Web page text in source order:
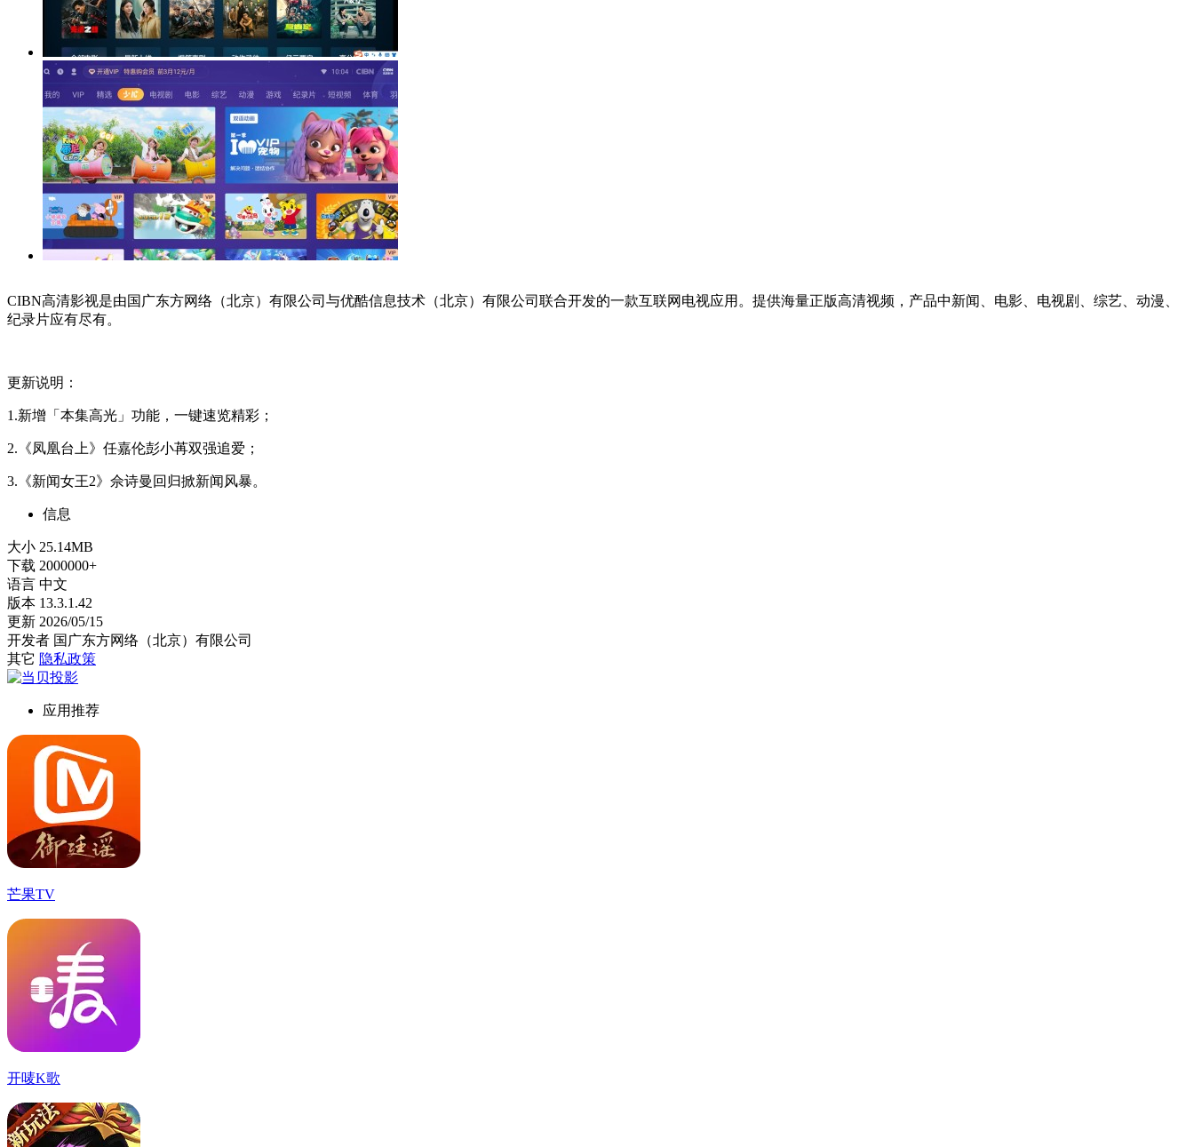
CIBN高清影视是由国广东方网络（北京）有限公司与优酷信息技术（北京）有限公司联合开发的一款互联网电视应用。提供海量正版高清视频，产品中新闻、电影、电视剧、综艺、动漫、
纪录片应有尽有。
更新说明：
1.新增「本集高光」功能，一键速览精彩；
2.《凤凰台上》任嘉伦彭小苒双强追爱；
3.《新闻女王2》佘诗曼回归掀新闻风暴。
信息
大小 25.14MB
下载 2000000+
语言 中文
版本 13.3.1.42
更新 2026/05/15
开发者 国广东方网络（北京）有限公司
其它 隐私政策
应用推荐
芒果TV
开唛K歌